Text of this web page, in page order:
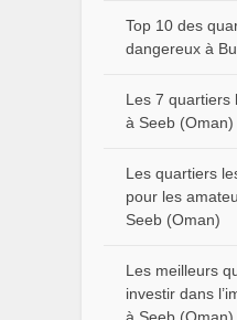
Top 10 des
dangereux à
Les 7 quartiers
à Seeb (Oman)
Les quartiers
pour les
Seeb (Oman)
Les meilleurs
investir dans